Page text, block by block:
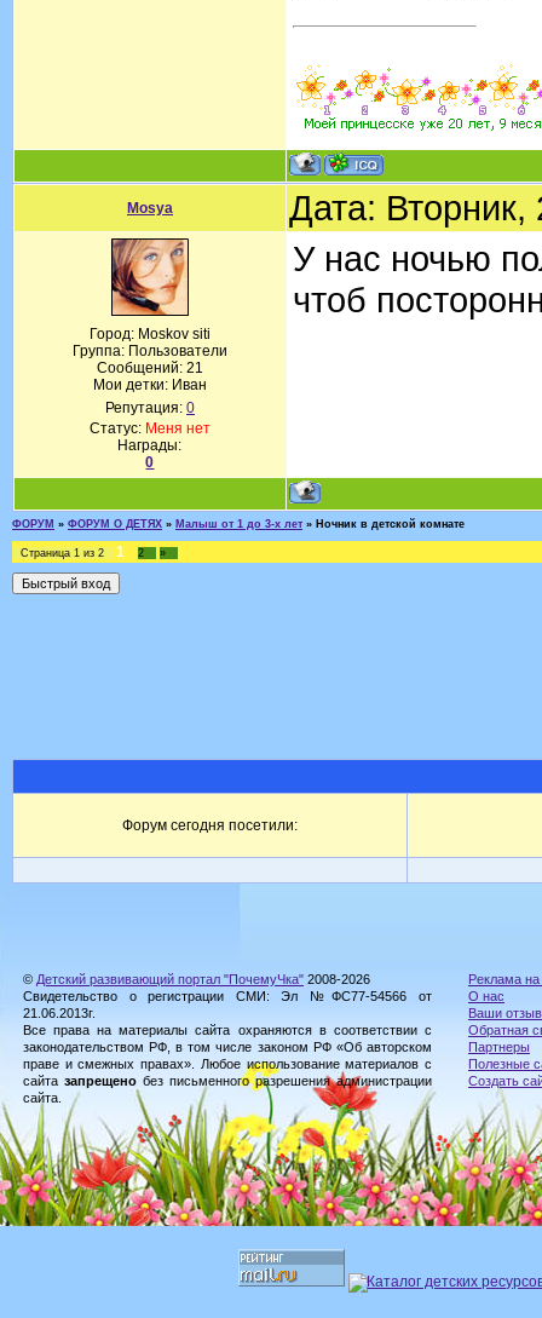
Mosya Дата:
Город: Moskov siti
Группа: Пользователи
Сообщений: 21
Мои детки: Иван
Репутация: 0
Статус: Меня нет
Награды:
0
У нас ночью
чтоб
ФОРУМ » ФОРУМ О ДЕТЯХ » Малыш от 1 до 3-х лет » Ночник в детской комнате
Страница 1 из 2 1 2 »
Форум сегодня посетили:
© Детский развивающий портал "ПочемуЧка" 2008-2026
Свидетельство о регистрации СМИ: Эл №ФС77-54566 от
21.06.2013г.
Все права на материалы сайта охраняются в соответствии с
законодательством РФ, в том числе законом РФ «Об авторском
праве и смежных правах». Любое использование материалов с
сайта запрещено без письменного разрешения администрации
сайта.
Реклама на
О нас
Ваши
Обратная
Партнеры
Полезные
Создать